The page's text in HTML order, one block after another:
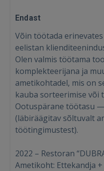
Endast
Võin töötada
eelistan
Olen valmis töötama
komplekteerijana ja
ametikohtadel, mis on
kauba sorteerimise või
Ootuspärane töötasu
(läbiräägitav sõltuvalt
töötingimustest).
2022 – Restoran
Ametikoht: Ettekandja